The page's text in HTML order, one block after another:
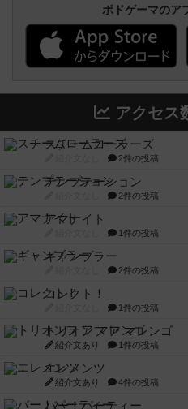
ボドゲーマのア
アクセス
スチームローラーズ
2件の投稿
テンプテーション
2件の投稿
アマナイト
1件の投稿
ギャンブラー
2件の投稿
コレクト！
1件の投稿
トリオンフ ア マレンゴ
紹介文あり 1件の投稿
エレメンツ
紹介文あり 4件の投稿
バー！パーティー